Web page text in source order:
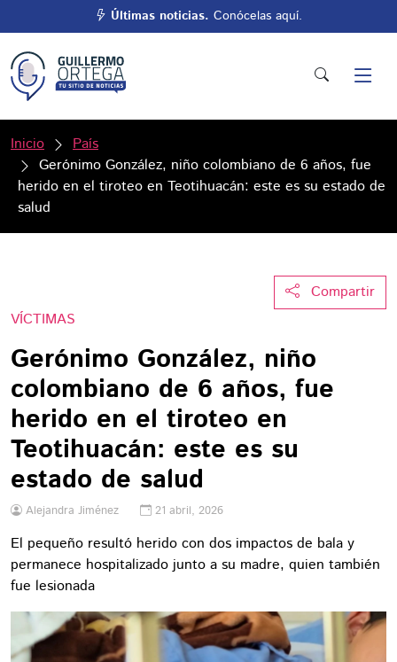
Últimas noticias. Conócelas aquí.
Inicio
País
Gerónimo González, niño colombiano de 6 años, fue
herido en el tiroteo en Teotihuacán: este es su estado de
salud
Compartir
VÍCTIMAS
Gerónimo González, niño
colombiano de 6 años, fue
herido en el tiroteo en
Teotihuacán: este es su
estado de salud
Alejandra Jiménez 21 abril, 2026
El pequeño resultó herido con dos impactos de bala y
permanece hospitalizado junto a su madre, quien también
fue lesionada